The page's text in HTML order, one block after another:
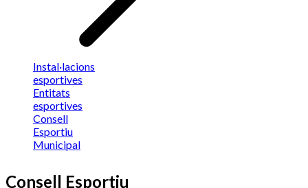
Instal·lacions
esportives
Entitats
esportives
Consell
Esportiu
Municipal
Consell Esportiu